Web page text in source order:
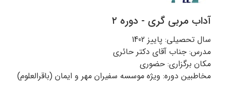
آداب مربی گری - دوره ۲
سال تحصیلی: پاییز 1402
مدرس: جناب آقای دکتر حائری
مکان برگزاری: حضوری
مخاطبین دوره: ویژه موسسه سفیران مهر و ایمان (باقرالعلوم)